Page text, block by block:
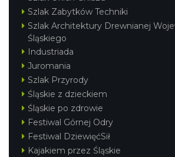
Szlak Zabytków Techniki
Szlak Architektury Drewnianej
Śląskiego
Industriada
Juromania
Szlak Przyrody
Śląskie z dzieckiem
Śląskie po zdrowie
Festiwal Górnej Odry
Festiwal DziewięćSił
Kajakiem przez Śląskie